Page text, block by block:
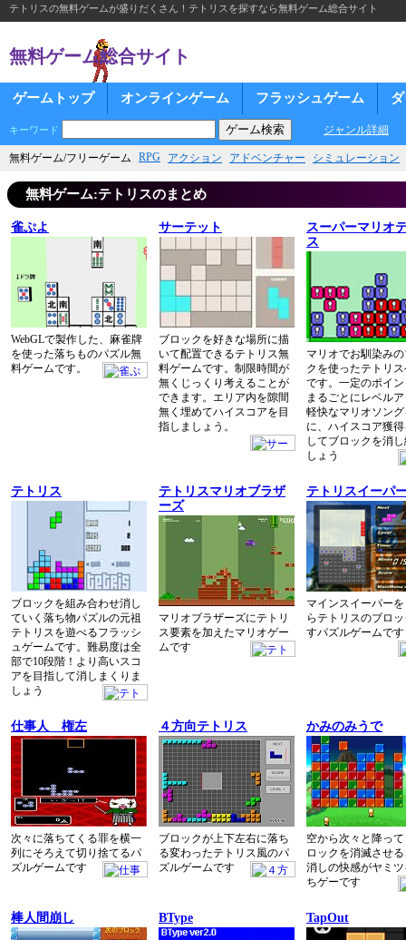
テトリスの無料ゲームが盛りだくさん！テトリスを探すなら無料ゲーム総合サイト
無料ゲーム総合サイト
ゲームトップ オンラインゲーム フラッシュゲーム
キーワード ジャンル詳細
無料ゲーム/フリーゲーム RPG アクション アドベンチャー シミュレーション
無料ゲーム:テトリスのまとめ
雀ぷよ
WebGLで製作した、麻雀牌
を使った落ちものパズル無
料ゲームです。
サーテット
ブロックを好きな場所に描
いて配置できるテトリス無
料ゲームです。制限時間が
無くじっくり考えることが
できます。エリア内を隙間
無く埋めてハイスコアを目
指しましょう。
スーパーマリオ
ス
マリオでお馴染み
クを使ったテトリ
です。一定のポイ
まるごとにレベル
軽快なマリオソン
に、ハイスコア獲
してブロックを消
しょう
テトリス
ブロックを組み合わせ消し
ていく落ち物パズルの元祖
テトリスを遊べるフラッシ
ュゲームです。難易度は全
部で10段階！より高いスコ
アを目指して消しまくりま
しょう
テトリスマリオブラザ
ーズ
マリオブラザーズにテトリ
ス要素を加えたマリオゲー
ムです
テトリスイーパ
マインスイーパー
らテトリスのブロ
すパズルゲームです
仕事人 権左
次々に落ちてくる罪を横一
列にそろえて切り捨てるパ
ズルゲームです
４方向テトリス
ブロックが上下左右に落ち
る変わったテトリス風のパ
ズルゲームです
かみのみうで
空から次々と降っ
ロックを消滅させ
消しの快感がヤミ
ちゲーです
棒人間崩し BType TapOut